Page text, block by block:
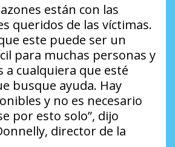
están con las
queridos de las víctimas.
este puede ser un
para muchas personas y
a cualquiera que esté
busque ayuda. Hay
y no es necesario
por esto solo”, dijo
director de la